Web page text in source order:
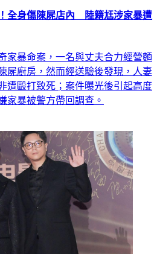
全身傷陳屍店內 陸籍尪涉家暴遭
家暴命案，一名與丈夫合力經營麵
屍廚房，然而經送驗後發現，人妻
遭毆打致死；案件曝光後引起高度
家暴被警方帶回調查。